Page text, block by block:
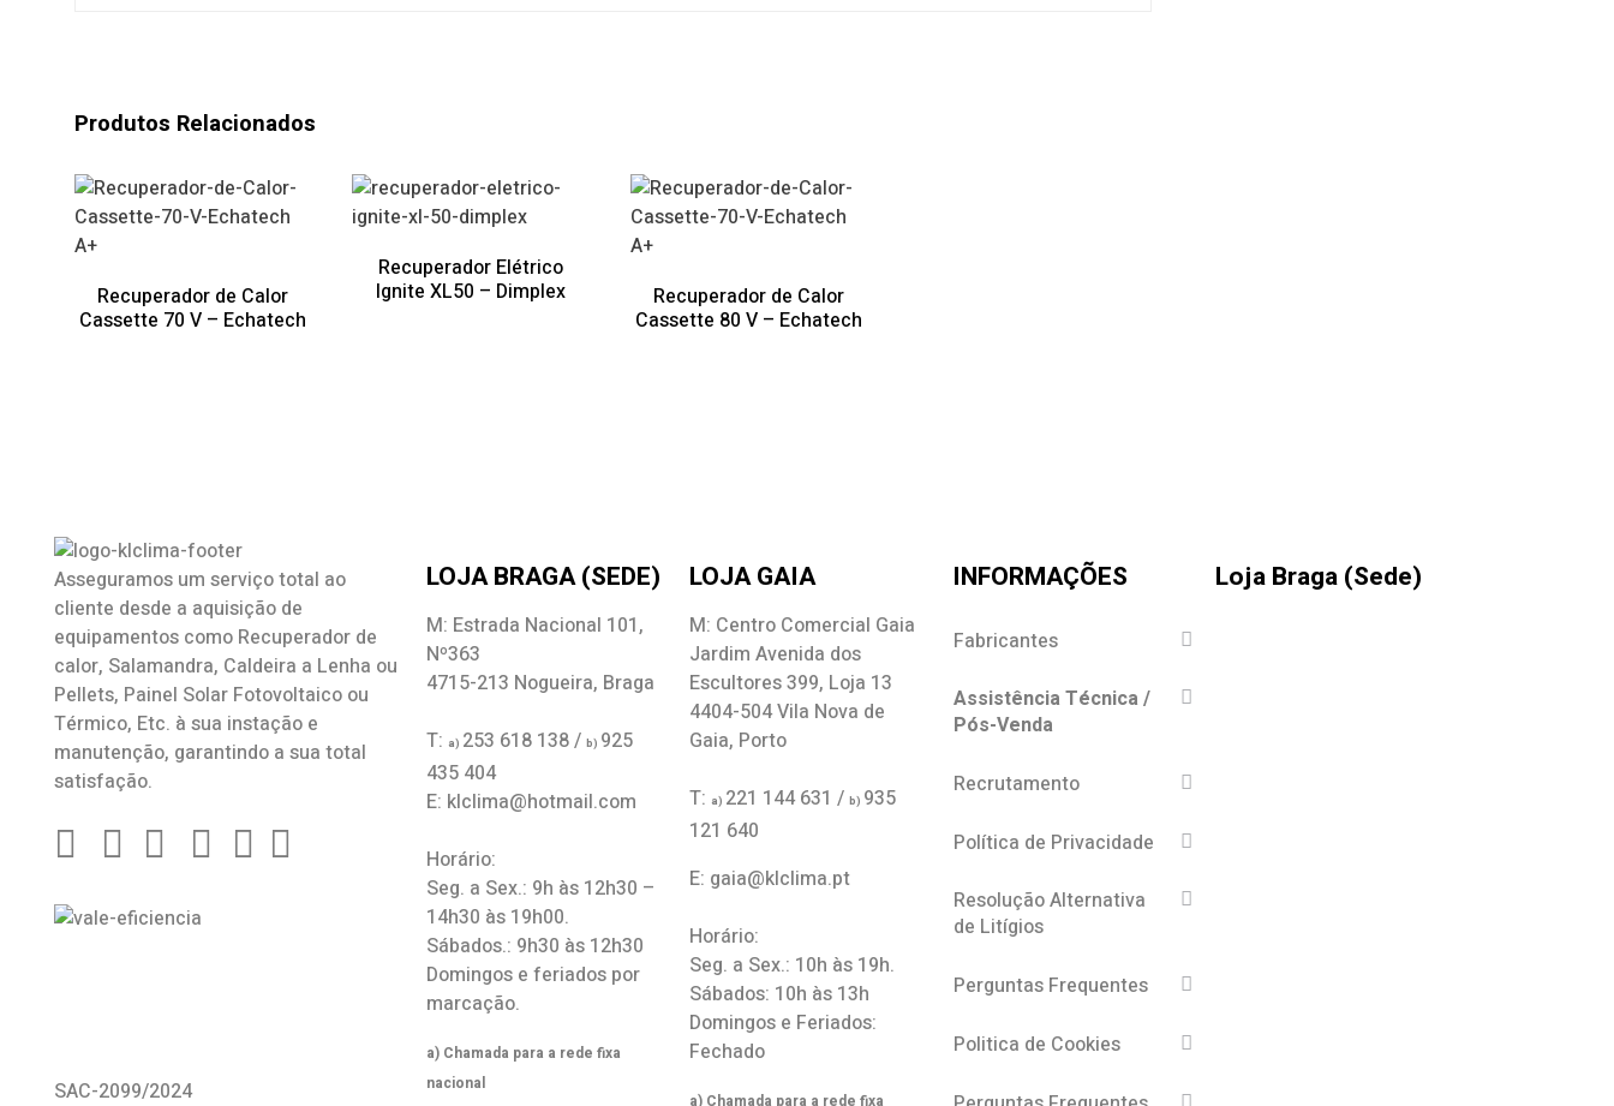
Produtos Relacionados
A+
Recuperador de Calor
Cassette 70 V – Echatech
Recuperador Elétrico
Ignite XL50 – Dimplex
A+
Recuperador de Calor
Cassette 80 V – Echatech
Asseguramos um serviço total ao
cliente desde a aquisição de
equipamentos como Recuperador de
calor, Salamandra, Caldeira a Lenha ou
Pellets, Painel Solar Fotovoltaico ou
Térmico, Etc. à sua instação e
manutenção, garantindo a sua total
satisfação.
SAC-2099/2024
LOJA BRAGA (SEDE)
M: Estrada Nacional 101,
Nº363
4715-213 Nogueira, Braga
T: a) 253 618 138 /b) 925
435 404
E: klclima@hotmail.com
Horário:
Seg. a Sex.: 9h às 12h30 –
14h30 às 19h00.
Sábados.: 9h30 às 12h30
Domingos e feriados por
marcação.
a) Chamada para a rede fixa
nacional
LOJA GAIA
M: Centro Comercial Gaia
Jardim Avenida dos
Escultores 399, Loja 13
4404-504 Vila Nova de
Gaia, Porto
T: a) 221 144 631 /b) 935
121 640
E: gaia@klclima.pt
Horário:
Seg. a Sex.: 10h às 19h.
Sábados: 10h às 13h
Domingos e Feriados:
Fechado
a) Chamada para a rede fixa
INFORMAÇÕES
Fabricantes
Assistência Técnica /
Pós-Venda
Recrutamento
Política de Privacidade
Resolução Alternativa
de Litígios
Perguntas Frequentes
Politica de Cookies
Loja Braga (Sede)